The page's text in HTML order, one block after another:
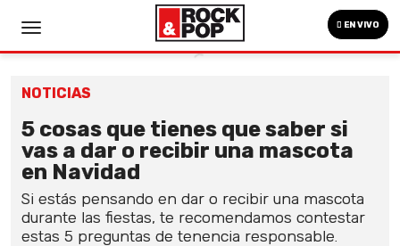
EN VIVO
NOTICIAS
5 cosas que tienes que saber si
vas a dar o recibir una mascota
en Navidad
Si estás pensando en dar o recibir una mascota
durante las fiestas, te recomendamos contestar
estas 5 preguntas de tenencia responsable.